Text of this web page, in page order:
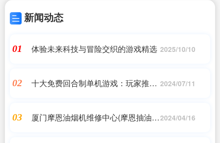
新闻动态
01 体验未来科技与冒险交织的游戏精选 2025/10/10
02
十大免费回合制单机游戏：玩家推荐 2024/07/11
03
厦门摩恩油烟机维修中心(摩恩抽油烟2024/04/16